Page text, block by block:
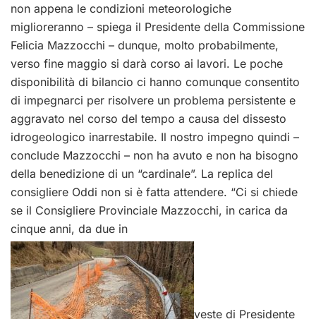
non appena le condizioni meteorologiche
miglioreranno – spiega il Presidente della Commissione
Felicia Mazzocchi – dunque, molto probabilmente,
verso fine maggio si darà corso ai lavori. Le poche
disponibilità di bilancio ci hanno comunque consentito
di impegnarci per risolvere un problema persistente e
aggravato nel corso del tempo a causa del dissesto
idrogeologico inarrestabile. Il nostro impegno quindi –
conclude Mazzocchi – non ha avuto e non ha bisogno
della benedizione di un “cardinale”. La replica del
consigliere Oddi non si è fatta attendere. “Ci si chiede
se il Consigliere Provinciale Mazzocchi, in carica da
cinque anni, da due in
veste di Presidente